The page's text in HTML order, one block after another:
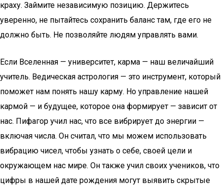
краху. Займите независимую позицию. Держитесь
уверенно, не пытайтесь сохранить баланс там, где его не
должно быть. Не позволяйте людям управлять вами.
Если Вселенная — университет, карма — наш величайший
учитель. Ведическая астрология — это инструмент, который
поможет нам понять нашу карму. Но управление нашей
кармой — и будущее, которое она формирует — зависит от
нас. Пифагор учил нас, что все вибрирует до энергии —
включая числа. Он считал, что мы можем использовать
вибрацию чисел, чтобы узнать о себе, своей цели и
окружающем нас мире. Он также учил своих учеников, что
цифры в нашей дате рождения могут выявить скрытые